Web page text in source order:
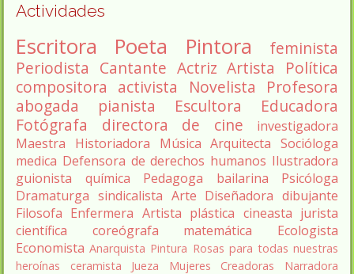
Actividades
Escritora Poeta Pintora
feminista
Periodista Cantante Actriz Artista
Política
compositora activista Novelista
Profesora
abogada
pianista Escultora
Educadora
Fotógrafa
directora de cine
investigadora
Maestra
Historiadora Música Arquitecta Socióloga
medica Defensora de derechos humanos Ilustradora
guionista
química Pedagoga bailarina
Psicóloga
Dramaturga sindicalista Arte Diseñadora dibujante
Filosofa Enfermera Artista plástica cineasta jurista
científica
coreógrafa matemática
Ecologista
Economista Anarquista Pintura Rosas para todas nuestras
heroínas
ceramista Jueza Mujeres Creadoras
Narradora